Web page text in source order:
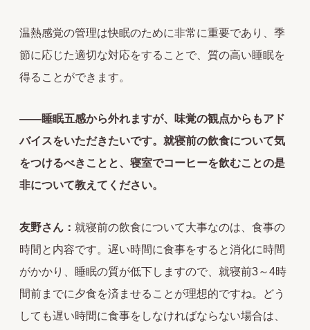
温熱感覚の管理は快眠のために非常に重要であり、季
節に応じた適切な対応をすることで、質の高い睡眠を
得ることができます。
――睡眠五感から外れますが、味覚の観点からもアド
バイスをいただきたいです。就寝前の飲食について気
をつけるべきことと、寝室でコーヒーを飲むことの是
非について教えてください。
友野さん： 就寝前の飲食について大事なのは、食事の
時間と内容です。遅い時間に食事をすると消化に時間
がかかり、睡眠の質が低下しますので、就寝前3～4時
間前までに夕食を済ませることが理想的ですね。どう
しても遅い時間に食事をしなければならない場合は、